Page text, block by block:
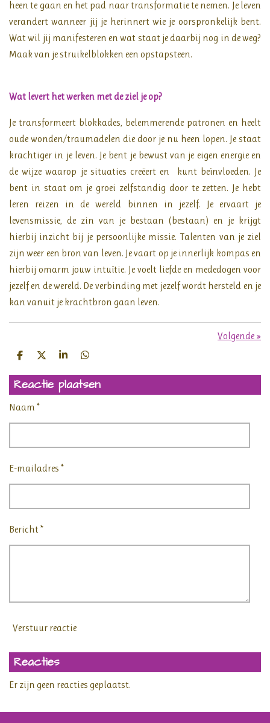
heen te gaan en het pad naar transformatie te nemen. Je leven
verandert wanneer jij je herinnert wie je oorspronkelijk bent.
Wat wil jij manifesteren en wat staat je daarbij nog in de weg?
Maak van je struikelblokken een opstapsteen.
Wat levert het werken met de ziel je op?
Je transformeert blokkades, belemmerende patronen en heelt
oude wonden/traumadelen die door je nu heen lopen. Je staat
krachtiger in je leven. Je bent je bewust van je eigen energie en
de wijze waarop je situaties creëert en kunt beïnvloeden. Je
bent in staat om je groei zelfstandig door te zetten. Je hebt
leren reizen in de wereld binnen in jezelf. Je ervaart je
levensmissie, de zin van je bestaan (bestaan) en je krijgt
hierbij inzicht bij je persoonlijke missie. Talenten van je ziel
zijn weer een bron van leven. Je vaart op je innerlijk kompas en
hierbij omarm jouw intuïtie. Je voelt liefde en mededogen voor
jezelf en de wereld. De verbinding met jezelf wordt hersteld en je
kan vanuit je krachtbron gaan leven.
Volgende »
D
l
e
n
D
e
l
S
a
r
e
D
e
n
Reactie plaatsen
Naam *
E-mailadres *
Bericht *
Verstuur reactie
Reacties
Er zijn geen reacties geplaatst.